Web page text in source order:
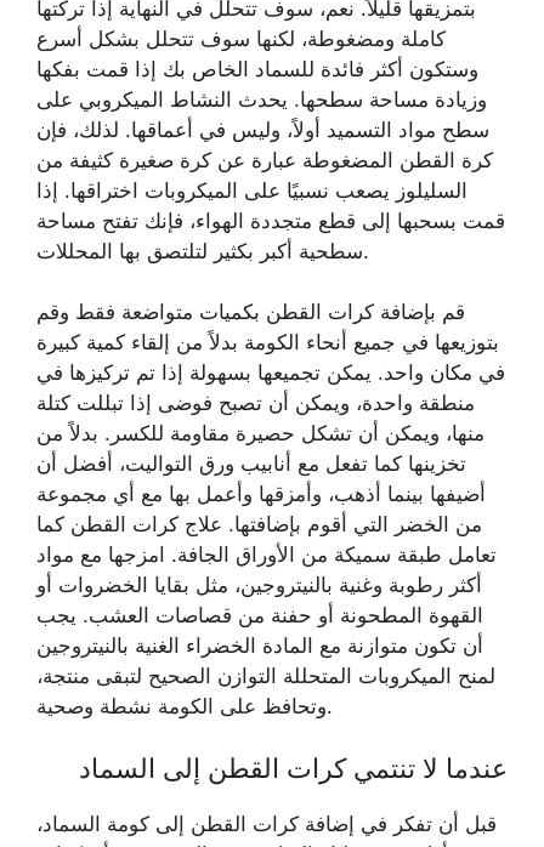
بتمزيقها قليلاً. نعم، سوف تتحلل في النهاية إذا تركتها
كاملة ومضغوطة، لكنها سوف تتحلل بشكل أسرع
وستكون أكثر فائدة للسماد الخاص بك إذا قمت بفكها
وزيادة مساحة سطحها. يحدث النشاط الميكروبي على
سطح مواد التسميد أولاً، وليس في أعماقها. لذلك، فإن
كرة القطن المضغوطة عبارة عن كرة صغيرة كثيفة من
السليلوز يصعب نسبيًا على الميكروبات اختراقها. إذا
قمت بسحبها إلى قطع متجددة الهواء، فإنك تفتح مساحة
سطحية أكبر بكثير لتلتصق بها المحللات.
قم بإضافة كرات القطن بكميات متواضعة فقط وقم
بتوزيعها في جميع أنحاء الكومة بدلاً من إلقاء كمية كبيرة
في مكان واحد. يمكن تجميعها بسهولة إذا تم تركيزها في
منطقة واحدة، ويمكن أن تصبح فوضى إذا تبللت كتلة
منها، ويمكن أن تشكل حصيرة مقاومة للكسر. بدلاً من
تخزينها كما تفعل مع أنابيب ورق التواليت، أفضل أن
أضيفها بينما أذهب، وأمزقها وأعمل بها مع أي مجموعة
من الخضر التي أقوم بإضافتها. علاج كرات القطن كما
تعامل طبقة سميكة من الأوراق الجافة. امزجها مع مواد
أكثر رطوبة وغنية بالنيتروجين، مثل بقايا الخضروات أو
القهوة المطحونة أو حفنة من قصاصات العشب. يجب
أن تكون متوازنة مع المادة الخضراء الغنية بالنيتروجين
لمنح الميكروبات المتحللة التوازن الصحيح لتبقى منتجة،
وتحافظ على الكومة نشطة وصحية.
عندما لا تنتمي كرات القطن إلى السماد
قبل أن تفكر في إضافة كرات القطن إلى كومة السماد،